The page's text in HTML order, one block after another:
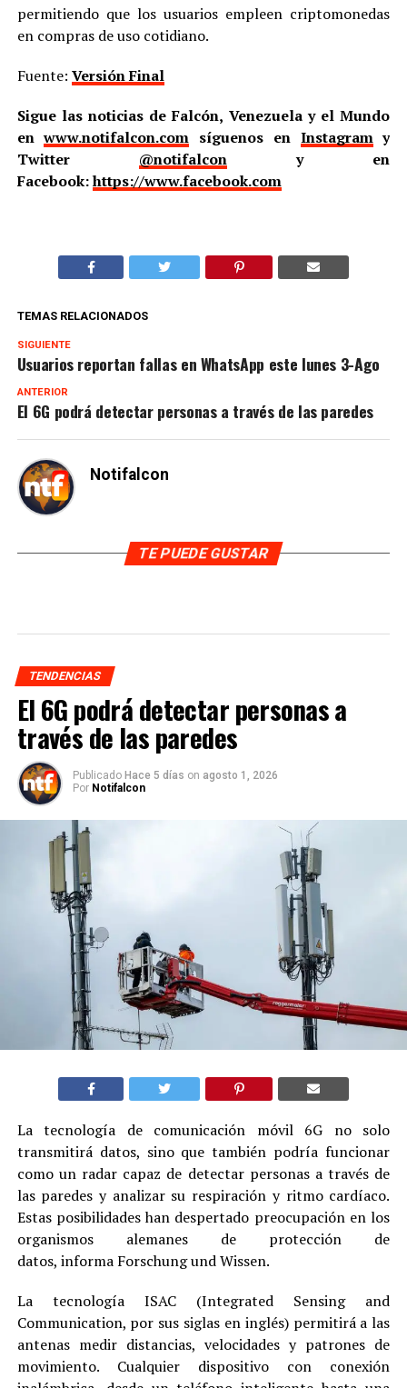
permitiendo que los usuarios empleen criptomonedas
en compras de uso cotidiano.
Fuente: Versión Final
Sigue las noticias de Falcón, Venezuela y el Mundo
enwww.notifalcon.com síguenos en Instagramy
Twitter @notifalcony en
Facebook:https://www.facebook.com
TEMAS RELACIONADOS
SIGUIENTE
Usuarios reportan fallas en WhatsApp este lunes 3-Ago
ANTERIOR
El 6G podrá detectar personas a través de las paredes
Notifalcon
TE PUEDE GUSTAR
TENDENCIAS
El 6G podrá detectar personas a
través de las paredes
Publicado Hace 5 días on agosto 1, 2026
Por Notifalcon
La tecnología de comunicación móvil 6G no solo
transmitirá datos, sino que también podría funcionar
como un radar capaz de detectar personas a través de
las paredes y analizar su respiración y ritmo cardíaco.
Estas posibilidades han despertado preocupación en los
organismos alemanes de protección de
datos, informa Forschung und Wissen.
La tecnología ISAC (Integrated Sensing and
Communication, por sus siglas en inglés) permitirá a las
antenas medir distancias, velocidades y patrones de
movimiento. Cualquier dispositivo con conexión